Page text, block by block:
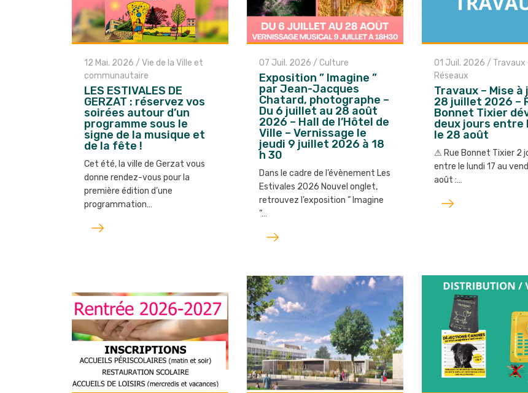
12 Mai. 2026 / Vie de la Ville et
communautaire
LES ESTIVALES DE
GERZAT : réservez vos
soirées autour d’un
programme sous le
signe de la musique et
de la fête !
Cet été, la ville de Gerzat vous
donne rendez-vous pour la
première édition d’une
programmation…
Lire
l'article
07 Juil. 2026 / Culture
Exposition ” Imagine ”
par Jean-Jacques
Chatard, photographe –
Du 6 juillet au 28 août
2026 – Hall de l’Hôtel de
Ville – Vernissage le
jeudi 9 juillet 2026 à 18
h 30
Dans le cadre de l’évènement Les
Estivales 2026 Nouvel onglet,
retrouvez l’exposition ” Imagine
”…
Lire
l'article
01 Juil. 2026 / Travaux
Réseaux
Travaux – Mise à
28 juillet 2026 –
Bonnet Tixier
deux jours entre
le 28 août
⚠︎ Rue Bonnet Tixier 2
entre le lundi 17 au
août :…
Lire
l'article